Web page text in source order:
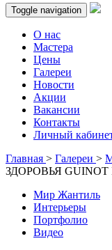
Toggle navigation
О нас
Мастера
Цены
Галереи
Новости
Акции
Вакансии
Контакты
Личный
Главная > Галереи >
ЗДОРОВЬЯ
Мир Жантиль
Интерьеры
Портфолио
Видео